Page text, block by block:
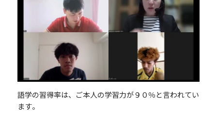
語学の習得率は、ご本人の学習力が９０％と言われてい
ます。